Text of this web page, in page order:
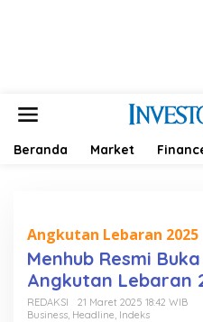
Beranda Market
Angkutan Lebaran 2025
Menhub Resmi
Angkutan Lebaran
REDAKSI
21 Maret 2025 18:42 WIB
Business, Headline, Indeks